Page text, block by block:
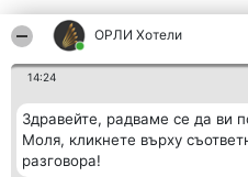
ОРЛИ Хотели
14:24
Здравейте, радваме се да ви
Моля, кликнете върху
разговора!